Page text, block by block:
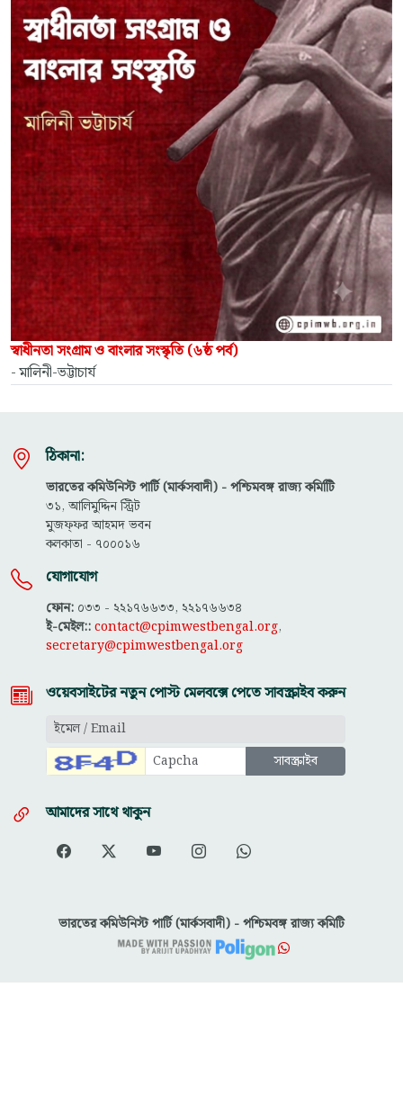
স্বাধীনতা সংগ্রাম ও বাংলার সংস্কৃতি (৬ষ্ঠ পর্ব)
- মালিনী-ভট্টাচার্য
ঠিকানা:
ভারতের কমিউনিস্ট পার্টি (মার্কসবাদী) - পশ্চিমবঙ্গ রাজ্য কমিটিি
৩১, আলিমুদ্দিন স্ট্রিট
মুজফ্ফ‌র আহমদ ভবন
কলকাতা - ৭০০০১৬
যোগাযোগ
ফোন: ০৩৩ - ২২১৭৬৬৩৩, ২২১৭৬৬৩৪
ই-মেইল::contact@cpimwestbengal.org,
secretary@cpimwestbengal.org
ওয়েবসাইটের নতুন পোস্ট মেলবক্সে পেতে সাবস্ক্রাইব করুন
আমাদের সাথে থাকুন
ভারতের কমিউনিস্ট পার্টি (মার্কসবাদী) - পশ্চিমবঙ্গ রাজ্য কমিটি